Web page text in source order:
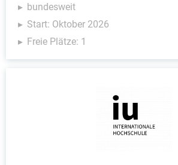
bundesweit
Start: Oktober 2026
Freie Plätze: 1